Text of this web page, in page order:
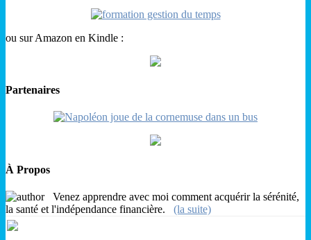
ou sur Amazon en Kindle :
Partenaires
À Propos
Venez apprendre avec moi comment acquérir la sérénité,
la santé et l'indépendance financière. (la suite)